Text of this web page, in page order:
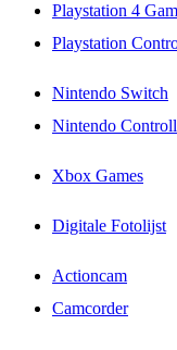
Playstation 4
Playstation
Nintendo Switch
Nintendo
Xbox Games
Digitale Fotolijst
Actioncam
Camcorder